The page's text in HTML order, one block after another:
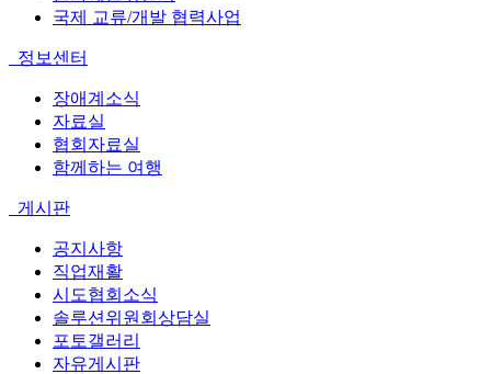
국제 교류/개발 협력사업
정보센터
장애계소식
자료실
협회자료실
함께하는 여행
게시판
공지사항
직업재활
시도협회소식
솔루션위원회상담실
포토갤러리
자유게시판